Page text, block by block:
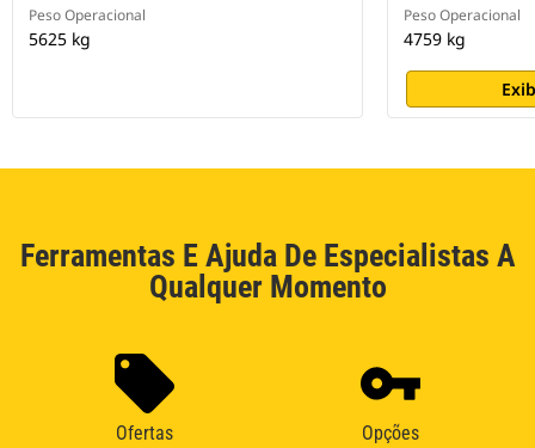
Peso Operacional
5625 kg
Peso Operacional
4759 kg
Ferramentas E Ajuda De Especialistas A
Qualquer Momento
Ofertas
Opções